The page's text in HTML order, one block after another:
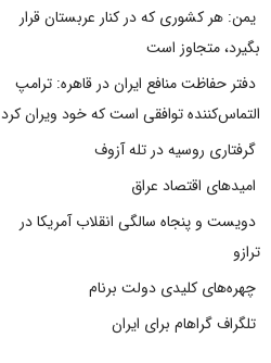
یمن: هر کشوری که در کنار عربستان قرار
بگیرد، متجاوز است
دفتر حفاظت منافع ایران در قاهره: ترامپ
التماس‌کننده توافقی است که خود ویران کرد
گرفتاری روسیه در تله آزوف
امیدهای اقتصاد عراق
دویست و پنجاه سالگی انقلاب آمریکا در
ترازو
چهره‌های کلیدی دولت برنام
تلگراف گراهام برای ایران